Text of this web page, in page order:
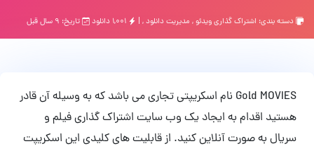
دسته بندی: اشتراک گذاری ویدئو, مدیریت دانلود, | تاریخ: ۹ سال قبل
Gold MOVIES نام اسکریپتی تجاری می باشد که به وسیله آن قادر
هستید اقدام به ایجاد یک وب سایت اشتراک گذاری فیلم و
سریال به صورت آنلاین کنید. از قابلیت های کلیدی این اسکریپت